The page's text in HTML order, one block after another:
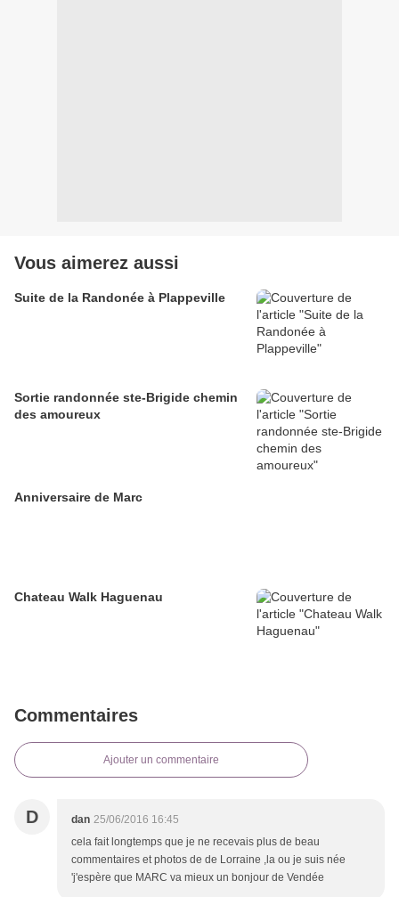
Vous aimerez aussi
Suite de la Randonée à Plappeville
Sortie randonnée ste-Brigide chemin
des amoureux
Anniversaire de Marc
Chateau Walk Haguenau
Commentaires
Ajouter un commentaire
D dan 25/06/2016 16:45
cela fait longtemps que je ne recevais plus de beau
commentaires et photos de de Lorraine ,la ou je suis née
'j'espère que MARC va mieux un bonjour de Vendée